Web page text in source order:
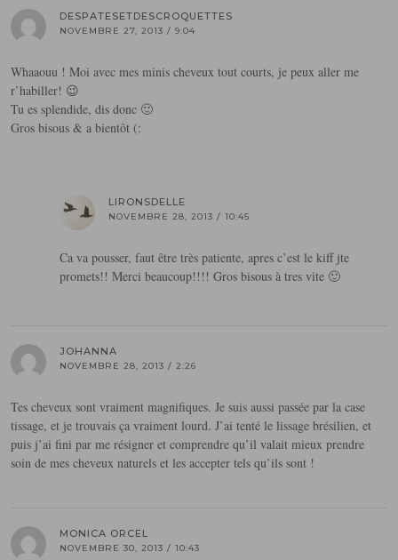
DESPATESETDESCROQUETTES
NOVEMBRE 27, 2013 / 9:04
Whaaouu ! Moi avec mes minis cheveux tout courts, je peux aller me
r’habiller! 😉
Tu es splendide, dis donc 🙂
Gros bisous & a bientôt (:
LIRONSDELLE
NOVEMBRE 28, 2013 / 10:45
Ca va pousser, faut être très patiente, apres c’est le kiff jte
promets!! Merci beaucoup!!!! Gros bisous à tres vite 🙂
JOHANNA
NOVEMBRE 28, 2013 / 2:26
Tes cheveux sont vraiment magnifiques. Je suis aussi passée par la case
tissage, et je trouvais ça vraiment lourd. J’ai tenté le lissage brésilien, et
puis j’ai fini par me résigner et comprendre qu’il valait mieux prendre
soin de mes cheveux naturels et les accepter tels qu’ils sont !
MONICA ORCEL
NOVEMBRE 30, 2013 / 10:43